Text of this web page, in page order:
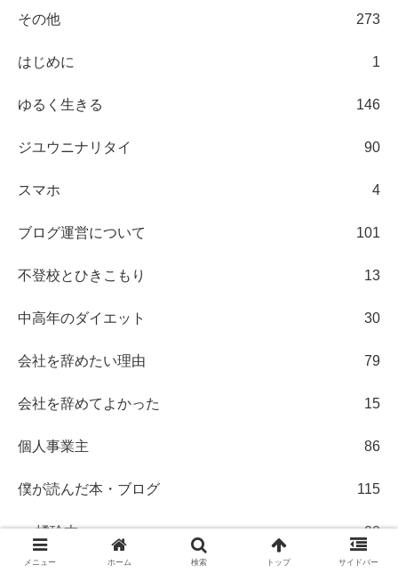
その他 273
はじめに 1
ゆるく生きる 146
ジユウニナリタイ 90
スマホ 4
ブログ運営について 101
不登校とひきこもり 13
中高年のダイエット 30
会社を辞めたい理由 79
会社を辞めてよかった 15
個人事業主 86
僕が読んだ本・ブログ 115
橘玲本 22
メニュー ホーム 検索 トップ サイドバー